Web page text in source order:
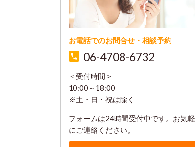
お電話でのお問合せ・相談予約
06-4708-6732
＜受付時間＞
10:00～18:00
※土・日・祝は除く
フォームは24時間受付中です。お気軽
にご連絡ください。